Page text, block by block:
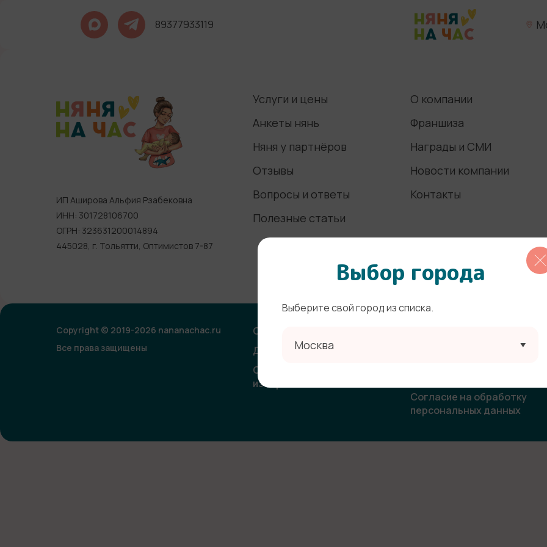
89377933119
ИП Аширова Альфия Рзабековна
ИНН: 301728106700
ОГРН: 323631200014894
445028, г. Тольятти, Оптимистов 7-87
Услуги и цены
Анкеты нянь
Няня у партнёров
Отзывы
Вопросы и ответы
Полезные статьи
О компании
Франшиза
Награды и СМИ
Новости компании
Контакты
Copyright © 2019-2026 nananachac.ru
Все права защищены
Оплата
Договор-оферта
Согласие на использование
изображения
Политика
Согласие на получение
Согласие на обработку
персональных данных
Выбор города
Выберите свой город из списка.
Москва